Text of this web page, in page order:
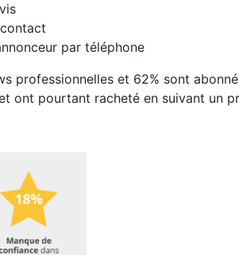
par téléphone
professionnelles et 62% sont
ont pourtant racheté en suivant un